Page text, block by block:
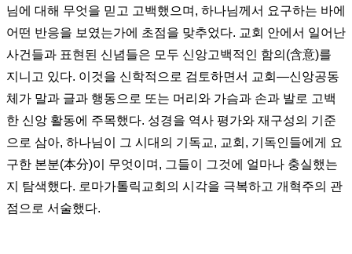
님에 대해 무엇을 믿고 고백했으며 , 하나님께서 요구하는 바에
어떤 반응을 보였는가에 초점을 맞추었다. 교회 안에서 일어난
사건들과 표현된 신념들은 모두 신앙고백적인 함의 (含意)를
지니고 있다. 이것을 신학적으로 검토하면서 교회 ―신앙공동
체가 말과 글과 행동으로 또는 머리와 가슴과 손과 발로 고백
한 신앙 활동에 주목했다. 성경을 역사 평가와 재구성의 기준
으로 삼아, 하나님이 그 시대의 기독교, 교회 , 기독인들에게 요
구한 본분(本分)이 무엇이며 , 그들이 그것에 얼마나 충실했는
지 탐색했다. 로마가톨릭교회의 시각을 극복하고 개혁주의 관
점으로 서술했다.